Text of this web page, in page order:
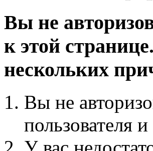
Вы не
к этой
нескольких
Вы не
пользователя